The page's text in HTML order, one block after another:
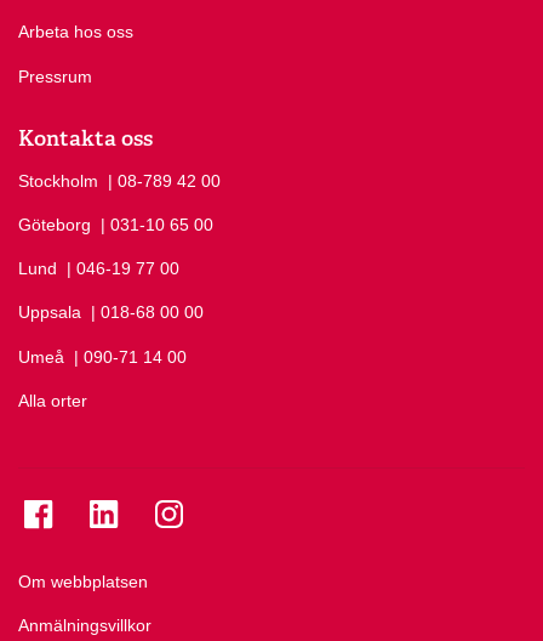
Arbeta hos oss
Pressrum
Kontakta oss
Stockholm Ring Stockholm på
| 08-789 42 00
Göteborg Ring Göteborg på
| 031-10 65 00
Lund Ring Lund på
| 046-19 77 00
Uppsala Ring Uppsala på
| 018-68 00 00
Umeå Ring Umeå på
| 090-71 14 00
Alla orter
Om webbplatsen
Anmälningsvillkor
Se folkuniversitetet på Facebook
Se folkuniversitetet på LinkedIn